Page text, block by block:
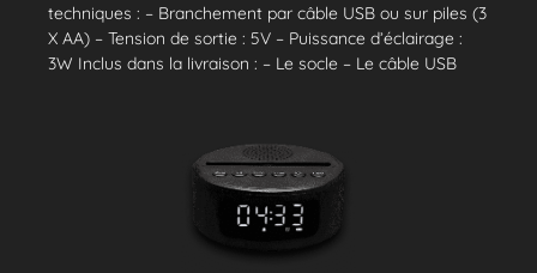
techniques : – Branchement par câble USB ou sur piles (3
X AA) – Tension de sortie : 5V – Puissance d’éclairage :
3W Inclus dans la livraison : – Le socle – Le câble USB